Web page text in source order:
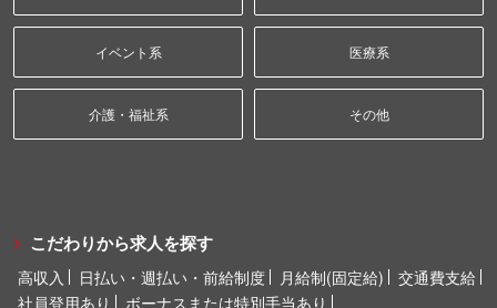
イベント系 医療系
介護・福祉系 その他
こだわりから求人を探す
高収入 日払い・週払い・前給制度 月給制(固定給)
交通費支給
社員登用あり
ボーナスまたは特別手当あり